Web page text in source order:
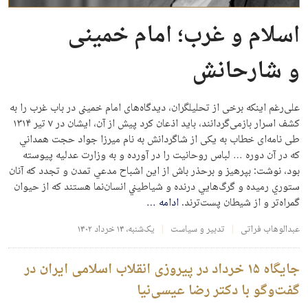
اسلام و غرب؛ امام خمینی
و شارحانش
علی‌رغم اینکه برخی از تحلیلگران، دیدگاه‌های امام خمینی در باب غرب را به
کشف اسرار بازمی‌گردانند، باید اذعان کرد پیش از آن، ایشان در ۷ تیر ۱۳۱۴
طی نامه‌ای خطاب به یکی از شاگردانش به نام ميرزا جواد حجت همداني
که در آن دوره … لباس روحانيت را در آورده و به وزارت عدليه پيوسته
بود، نوشت: بپرهيز و برحذر باش از اين اشباح مدعي تمدن و تجدد که آنان
ستوري رميده و گرگ‌هایي درنده و شياطيني انسان‌نما هستند که از حيوان
گمراه‌تر و از شيطان پست‌ترند.ادامه …
عبدالوهاب فراتی تدبیر و سیاست یک‌شنبه، ۱۴ خرداد ۱۴۰۲
جایگاه ۱۵ خرداد در پیروزی انقلاب اسلامی ایران در
گفت‌وگو با دکتر رضا عیسی‌نیا